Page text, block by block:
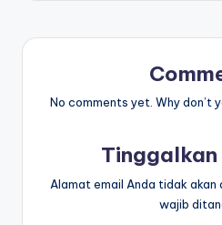
No comments yet. Why don’t
Tinggalkan
Alamat email Anda tidak akan
wajib